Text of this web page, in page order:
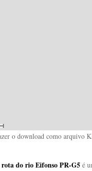
o download como arquivo
rota do rio Eifonso PR-G5 é